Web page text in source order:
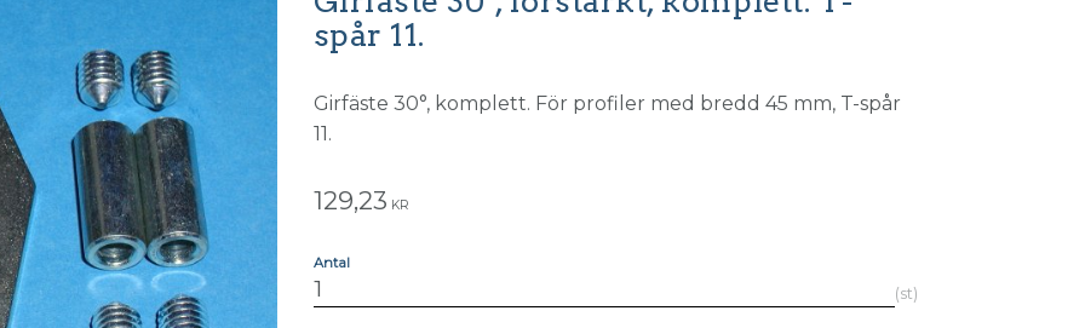
spår 11.
Girfäste 30°, komplett. För profiler med bredd 45 mm, T-spår
11.
129,23 KR
Antal
st